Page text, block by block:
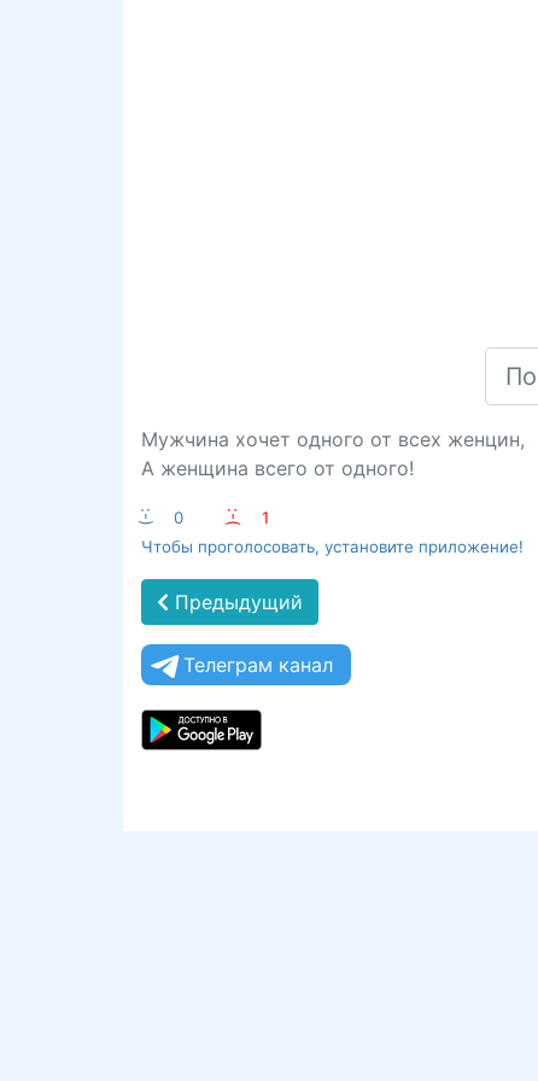
Мужчина хочет одного от всех женцин,
А женщина всего от одного!
:-) 0 :-(
1
Чтобы проголосовать, установите приложение!
Предыдущий
Телеграм канал